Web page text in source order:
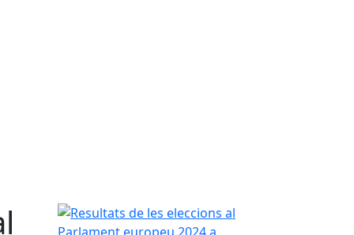
Resultats de les eleccions al Parlament europeu